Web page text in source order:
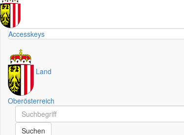
Accesskeys
Land
Oberösterreich
Schnellsuche
Schnellsuche
Suchen